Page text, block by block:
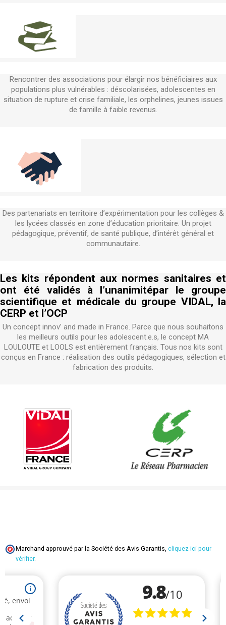
Rencontrer des associations pour élargir nos bénéficiaires aux
populations plus vulnérables : déscolarisées, adolescentes en
situation de rupture et crise familiale, les orphelines, jeunes issues
de famille à faible revenus.
Des partenariats en territoire d’expérimentation pour les collèges &
les lycées classés en zone d’éducation prioritaire. Un projet
pédagogique, préventif, de santé publique, d’intérêt général et
communautaire.
Les kits répondent aux normes sanitaires et
ont été validés à l’unanimitépar le groupe
scientifique et médicale du groupe VIDAL, la
CERP et l’OCP
Un concept innov’ and made in France. Parce que nous souhaitons
les meilleurs outils pour les adolescent.e.s, le concept MA
LOULOUTE et LOOLS est entièrement français. Tous nos kits sont
conçus en France : réalisation des outils pédagogiques, sélection et
fabrication des produits.
Marchand approuvé par la Société des Avis Garantis, cliquez ici pour
vérifier.